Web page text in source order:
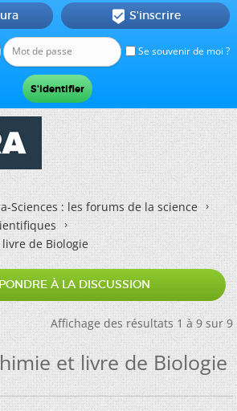
Se souvenir de moi ?
 S'inscrire
Sciences : les forums de la science
de Biologie
À LA DISCUSSION
Affichage des résultats 1 à 9 sur 9
et livre de Biologie